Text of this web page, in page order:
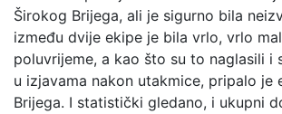
Širokog Brijega, ali je sigurno bila
između dvije ekipe je bila vrlo, vrlo
poluvrijeme, a kao što su to naglasili i
u izjavama nakon utakmice, pripalo je
Brijega. I statistički gledano, i ukupni